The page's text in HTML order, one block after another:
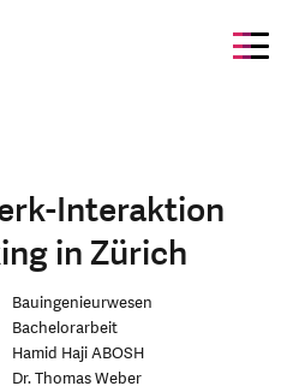
Interaktion
in Zürich
Bauingenieurwesen
Bachelorarbeit
Hamid Haji ABOSH
Dr. Thomas Weber